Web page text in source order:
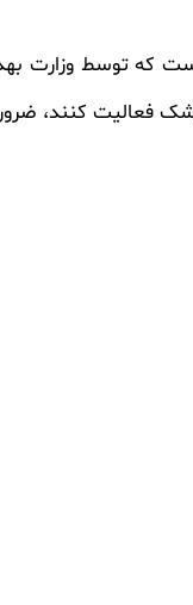
است که توسط وزارت
پزشک فعالیت کنند،